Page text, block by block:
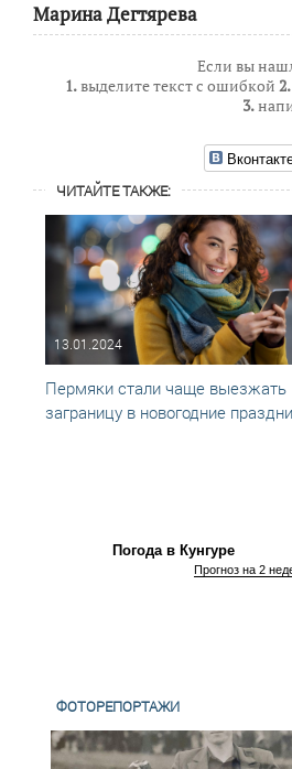
Марина Дегтярева
Если вы
1.выделите текст с ошибкой 2.
3.
ЧИТАЙТЕ ТАКЖЕ:
13.01.2024
Пермяки стали чаще выезжать
заграницу в новогодние
Погода в Кунгуре
Прогноз на 2
ФОТОРЕПОРТАЖИ